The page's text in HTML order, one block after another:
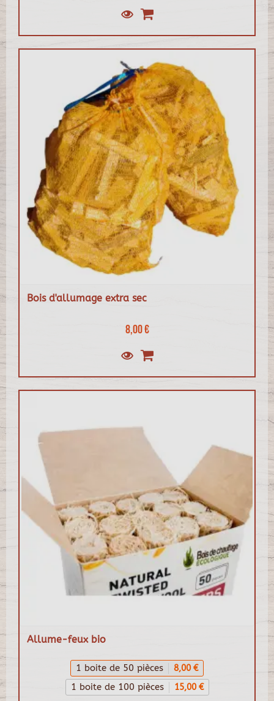
Bois d'allumage extra sec
8,00 €
Allume-feux bio
1 boite de 50 pièces 8,00 €
1 boite de 100 pièces 15,00 €